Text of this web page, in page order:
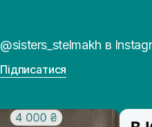
@sisters_stelmakh в
Підписатися